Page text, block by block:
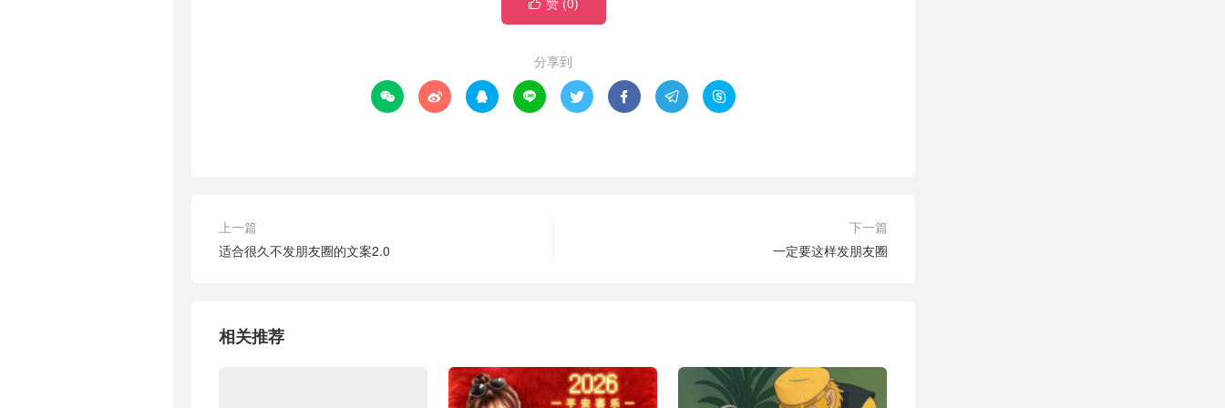

分享到
       
上一篇
适合很久不发朋友圈的文案2.0
下一篇
一定要这样发朋友圈
相关推荐